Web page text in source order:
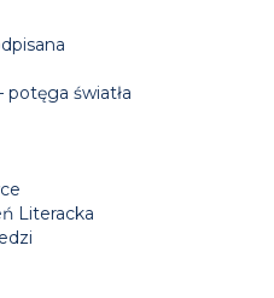
potęga światła
Literacka